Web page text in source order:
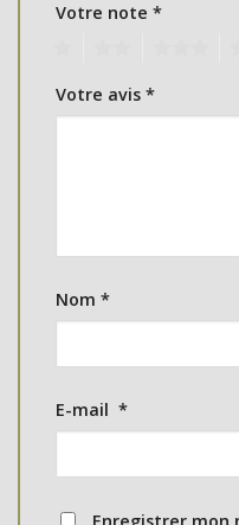
Votre note *
Votre avis *
Nom *
E-mail *